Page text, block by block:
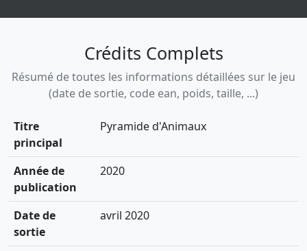
Crédits Complets
Résumé de toutes les informations détaillées sur le jeu
(date de sortie, code ean, poids, taille, ...)
Titre
principal
Pyramide d'Animaux
Année de
publication
2020
Date de
sortie
avril 2020